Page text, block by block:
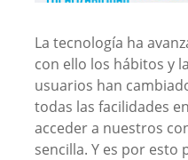
La tecnología ha
con ello los hábitos y
usuarios han
todas las facilidades
acceder a nuestros
sencilla. Y es por esto